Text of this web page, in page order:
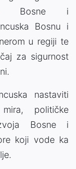
Bosne i
Bosnu i
u regiji te
za sigurnost
nastaviti
političke
Bosne i
koji vode ka